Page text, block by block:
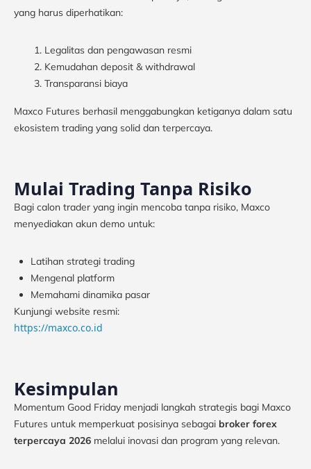
yang harus diperhatikan:
Legalitas dan pengawasan resmi
Kemudahan deposit & withdrawal
Transparansi biaya
Maxco Futures berhasil menggabungkan ketiganya dalam satu
ekosistem trading yang solid dan terpercaya.
Mulai Trading Tanpa Risiko
Bagi calon trader yang ingin mencoba tanpa risiko, Maxco
menyediakan akun demo untuk:
Latihan strategi trading
Mengenal platform
Memahami dinamika pasar
Kunjungi website resmi:
https://maxco.co.id
Kesimpulan
Momentum Good Friday menjadi langkah strategis bagi Maxco
Futures untuk memperkuat posisinya sebagai broker forex
terpercaya 2026 melalui inovasi dan program yang relevan.